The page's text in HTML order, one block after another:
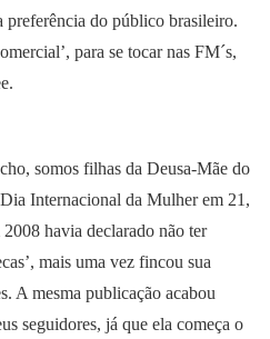
preferência do público brasileiro.
para se tocar nas FM´s,
somos filhas da Deusa-Mãe do
Internacional da Mulher em 21,
havia declarado não ter
mais uma vez fincou sua
A mesma publicação acabou
seguidores, já que ela começa o